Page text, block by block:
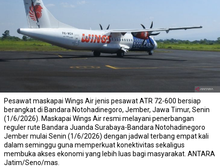
Pesawat maskapai Wings Air jenis pesawat ATR 72-600 bersiap
berangkat di Bandara Notohadinegoro, Jember, Jawa Timur, Senin
(1/6/2026). Maskapai Wings Air resmi melayani penerbangan
reguler rute Bandara Juanda Surabaya-Bandara Notohadinegoro
Jember mulai Senin (1/6/2026) dengan jadwal terbang empat kali
dalam seminggu guna memperkuat konektivitas sekaligus
membuka akses ekonomi yang lebih luas bagi masyarakat. ANTARA
Jatim/Seno/mas.